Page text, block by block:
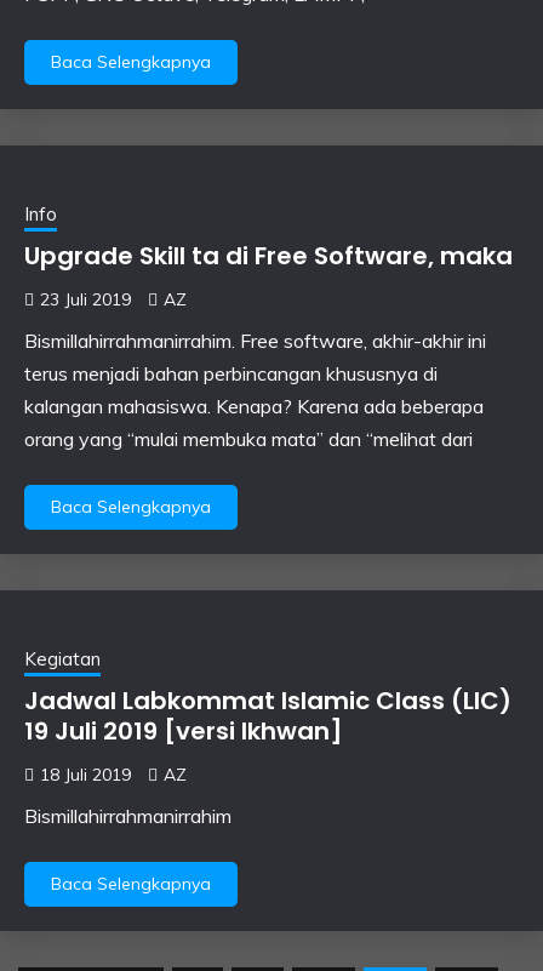
Baca Selengkapnya
Info
Upgrade Skill ta di Free Software, maka
23 Juli 2019 AZ
Bismillahirrahmanirrahim. Free software, akhir-akhir ini
terus menjadi bahan perbincangan khususnya di
kalangan mahasiswa. Kenapa? Karena ada beberapa
orang yang “mulai membuka mata” dan “melihat dari
Baca Selengkapnya
Kegiatan
Jadwal Labkommat Islamic Class (LIC)
19 Juli 2019 [versi Ikhwan]
18 Juli 2019 AZ
Bismillahirrahmanirrahim
Baca Selengkapnya